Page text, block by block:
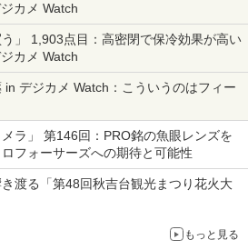
カメ Watch
」 1,903点目：高密閉で保冷効果が高い
カメ Watch
in デジカメ Watch：こういうのはフィー
ラ」 第146回：PRO銘の魚眼レンズを
フォーサーズへの期待と可能性
渡る「第48回秋吉台観光まつり花火大
もっと見る